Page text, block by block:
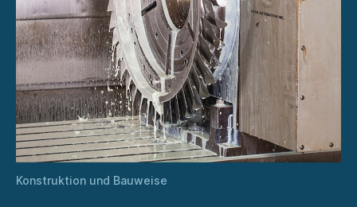
Konstruktion und Bauweise